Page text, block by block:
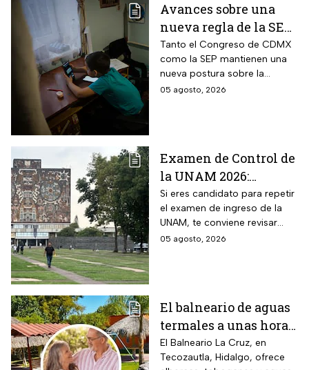
Avances sobre una
nueva regla de la SEP
sobre el uso de
celulares en la
escuelas
Tanto el Congreso de CDMX
como la SEP mantienen una
nueva postura sobre la
regulación de celulares en las
05 agosto, 2026
Examen de Control de
la UNAM 2026:
¿Cuántos aciertos
piden en las carreras
más solicitadas?
Si eres candidato para repetir
el examen de ingreso de la
UNAM, te conviene revisar
cuántos aciertos deberás de
05 agosto, 2026
El balneario de aguas
termales a unas horas
de Naucalpan con
entrada desde $100
El Balneario La Cruz, en
Tecozautla, Hidalgo, ofrece